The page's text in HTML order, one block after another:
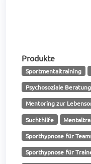
Produkte
Sportmentaltraining
Psychosoziale Beratung
Mentoring zur
Suchthilfe
Sporthypnose für
Sporthypnose für